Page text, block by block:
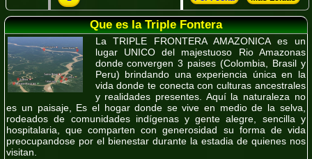
Que es la Triple Fontera
La TRIPLE FRONTERA AMAZONICA es un
lugar UNICO del majestuoso Rio Amazonas
donde convergen 3 paises (Colombia, Brasil y
Peru) brindando una experiencia única en la
vida donde te conecta con culturas ancestrales
y realidades presentes. Aquí la naturaleza no
es un paisaje, Es el hogar donde se vive en medio de la selva,
rodeados de comunidades indígenas y gente alegre, sencilla y
hospitalaria, que comparten con generosidad su forma de vida
preocupandose por el bienestar durante la estadia de quienes nos
visitan.